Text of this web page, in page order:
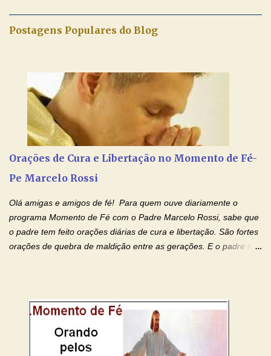
de Nossa Senhora. Adriana dos Anjos-Devoção e Fé Mensagem
aos nossos pais. Hoje nossas orações serão focadas nos pais
que não se encontram bem de saúde, OS PAIS ENFERMOS!
Amados, durante toda esta semana vamos orar pelos nossos
pais. Vamos dedicar um dia para os pais mais idosos, pais que
estão doentes, pais que estão longe dos filhos, pais que já são
falecidos, pais que tem problemas com vícios, enfim, vamos orar
Postagens Populares do Blog
Orações de Cura e Libertação no Momento de Fé-
Pe Marcelo Rossi
Olá amigas e amigos de fé! Para quem ouve diariamente o
programa Momento de Fé com o Padre Marcelo Rossi, sabe que
o padre tem feito orações diárias de cura e libertação. São fortes
orações de quebra de maldição entre as gerações. E o padre tem
por estas valiosas orações. Tenham um lindo fim de semana na
paz de Jesus Cristo e no amor de Maria Santíssima. Adriana-
Devoção e Fé Clique para acessar: Facebook Padre Marcelo
Rossi Site Padre Marcelo Rossi (para ouvir o Momento de Fé)